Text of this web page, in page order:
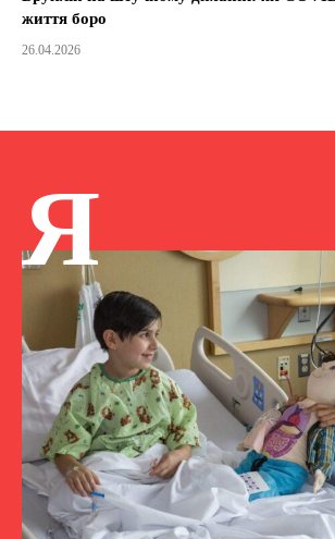
життя боро
26.04.2026
Я